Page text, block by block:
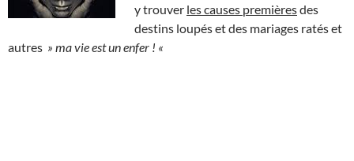
y trouver les causes premièresdes
destins loupés et des mariages ratés et
autres » ma vie est un enfer ! «